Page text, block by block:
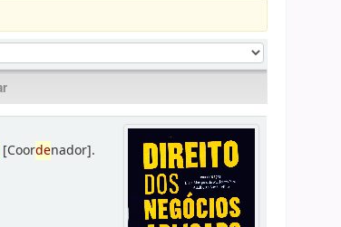
[Coordenador].